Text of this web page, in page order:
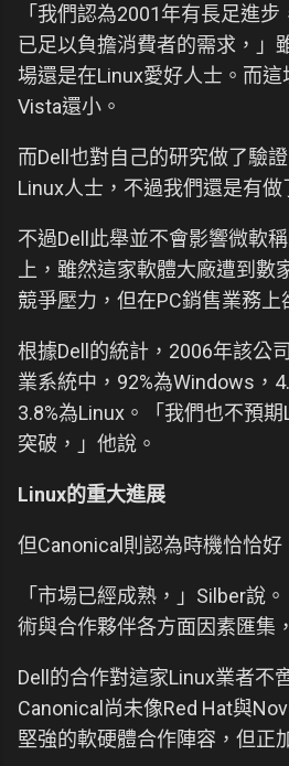
「我們認為2001年有長足進
已足以負擔消費者的需求，」
場還是在Linux愛好人士。而
Vista還小。
而Dell也對自己的研究做了驗
Linux人士，不過我們還是有做
不過Dell此舉並不會影響微軟
上，雖然這家軟體大廠遭到數
競爭壓力，但在PC銷售業務上
根據Dell的統計，2006年該公
業系統中，92%為Windows，
3.8%為Linux。「我們也不預
突破，」他說。
Linux的重大進展
但Canonical則認為時機恰恰好
「市場已經成熟，」Silber說
術與合作夥伴各方面因素匯集
Dell的合作對這家Linux業者不
Canonical尚未像Red Hat與
堅強的軟硬體合作陣容，但正